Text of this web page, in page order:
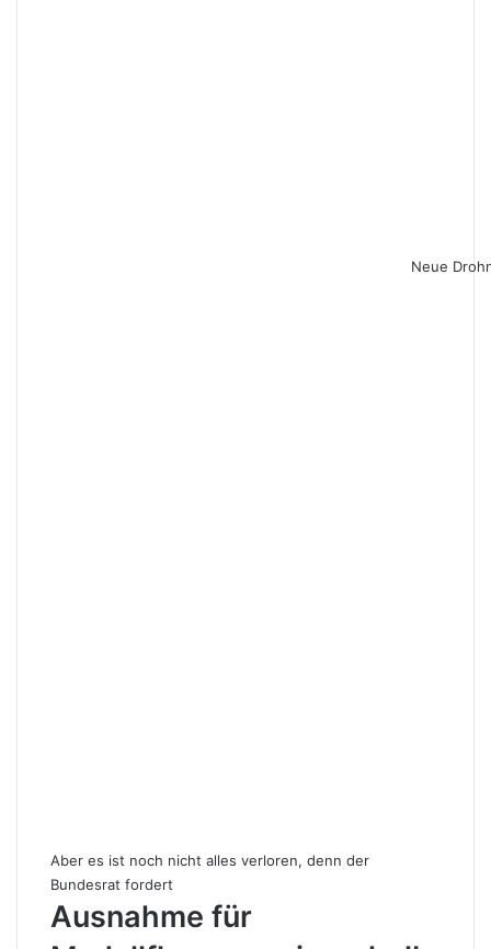
Neue
Aber es ist noch nicht alles verloren, denn der
Bundesrat fordert
Ausnahme für